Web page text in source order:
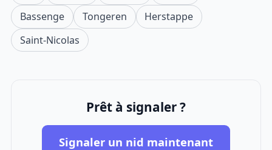
Bassenge
Tongeren
Herstappe
Saint-Nicolas
Prêt à signaler ?
Signaler un nid maintenant